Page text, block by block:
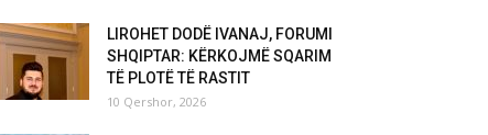
LIROHET DODË IVANAJ, FORUMI
SHQIPTAR: KËRKOJMË SQARIM
TË PLOTË TË RASTIT
10 Qershor, 2026